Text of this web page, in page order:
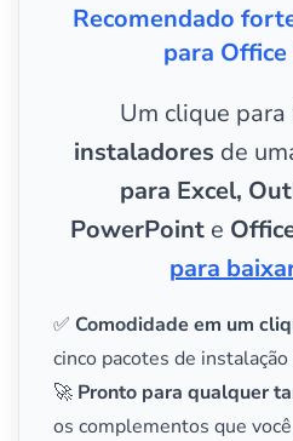
Recomendado
para
Um clique
instaladores de
para Excel,
PowerPointe
para
✅ Comodidade em um
cinco pacotes de
🚀 Pronto para qualquer
os complementos que